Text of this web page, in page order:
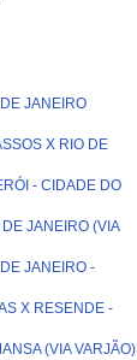
JANEIRO
X RIO DE
- CIDADE DO
JANEIRO (VIA
JANEIRO -
X RESENDE -
(VIA VARJÃO)